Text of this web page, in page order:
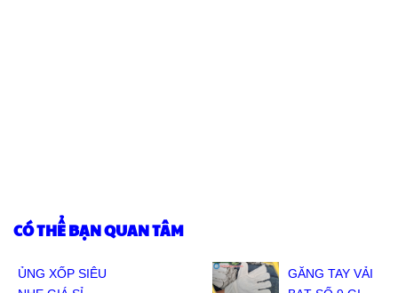
CÓ THỂ BẠN QUAN TÂM
ỦNG XỐP SIÊU
GĂNG TAY VẢI